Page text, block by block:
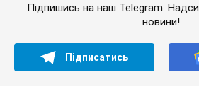
Підпишись на наш Telegram.
новини!
Підписатись